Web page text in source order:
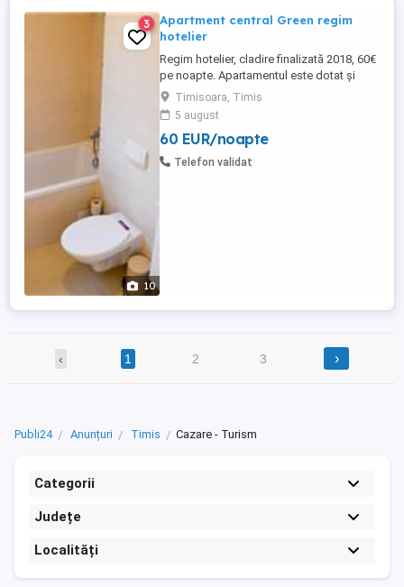
10
3
Apartment central Green regim
hotelier
Regim hotelier, cladire finalizată 2018, 60€
pe noapte. Apartamentul este dotat și
utilat cu tot ce aveți nevoie inclusiv
prosoape, lenjerie pat, gel de dus, sapun,
hârtie igienica, farfurii, oale etc
Timisoara, Timis
5 august
60 EUR/noapte
Telefon validat
‹ 1 2 3 ›
Publi24 Anunțuri Timis Cazare - Turism
Categorii
Județe
Localități